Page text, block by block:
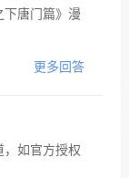
下唐门篇》漫
更多回答
，如官方授权